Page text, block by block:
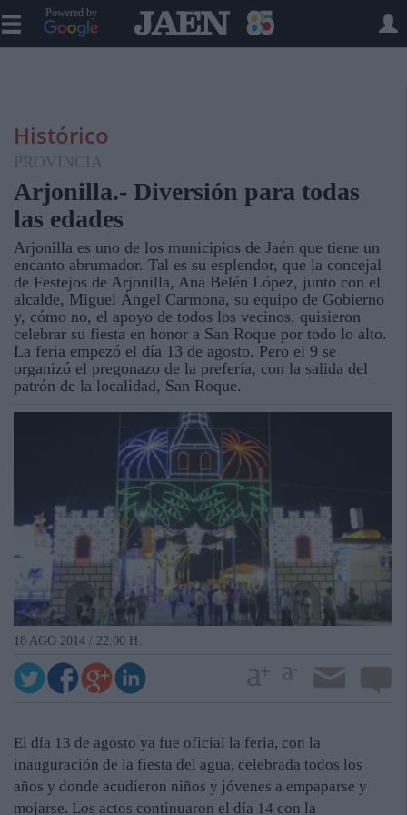
Powered by
Histórico
PROVINCIA
Arjonilla.- Diversión para todas
las edades
Arjonilla es uno de los municipios de Jaén que tiene un
encanto abrumador. Tal es su esplendor, que la concejal
de Festejos de Arjonilla, Ana Belén López, junto con el
alcalde, Miguel Ángel Carmona, su equipo de Gobierno
y, cómo no, el apoyo de todos los vecinos, quisieron
celebrar su fiesta en honor a San Roque por todo lo alto.
La feria empezó el día 13 de agosto. Pero el 9 se
organizó el pregonazo de la prefería, con la salida del
patrón de la localidad, San Roque.
18 AGO 2014 / 22:00 H.
El día 13 de agosto ya fue oficial la feria, con la
inauguración de la fiesta del agua, celebrada todos los
años y donde acudieron niños y jóvenes a empaparse y
mojarse. Los actos continuaron el día 14 con la